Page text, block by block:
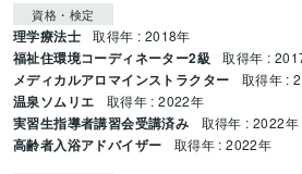
資格・検定
理学療法士 取得年 : 2018年
福祉住環境コーディネーター2級 取得年 :
メディカルアロマインストラクター 取得年 :
温泉ソムリエ 取得年 : 2022年
実習生指導者講習会受講済み 取得年 : 2022年
高齢者入浴アドバイザー 取得年 : 2022年